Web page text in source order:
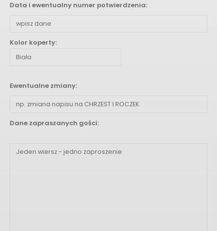
Data i ewentualny numer potwierdzenia:
Kolor koperty:
Ewentualne zmiany:
Dane zapraszanych gości: